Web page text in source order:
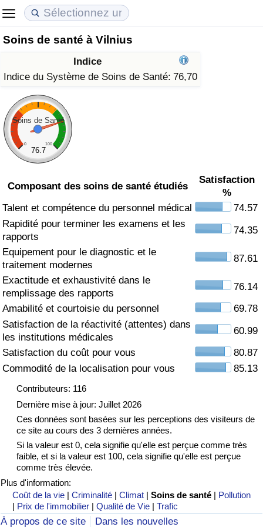
Soins de santé à Vilnius
Indice
Indice du Système de Soins de Santé: 76,70
Soins de Santé
0 100
76.7
Composant des soins de santé étudiés
Satisfaction
%
Talent et compétence du personnel médical
74.57
Rapidité pour terminer les examens et les
rapports
74.35
Equipement pour le diagnostic et le
traitement modernes
87.61
Exactitude et exhaustivité dans le
remplissage des rapports
76.14
Amabilité et courtoisie du personnel
69.78
Satisfaction de la réactivité (attentes) dans
les institutions médicales
60.99
Satisfaction du coût pour vous
80.87
Commodité de la localisation pour vous
85.13
Contributeurs: 116
Dernière mise à jour: Juillet 2026
Ces données sont basées sur les perceptions des visiteurs de
ce site au cours des 3 dernières années.
Si la valeur est 0, cela signifie qu'elle est perçue comme très
faible, et si la valeur est 100, cela signifie qu'elle est perçue
comme très élevée.
Plus d'information:
Coût de la vie |Criminalité |Climat |Soins de santé | Pollution
| Prix de l'immobilier |Qualité de Vie |Trafic
À propos de ce site Dans les nouvelles
Coût de la vie
Indice du Coût de la Vie (Actuel)
Indice du Coût de la Vie
Indice du coût de la vie par pays
à Akaba
Prix de l'immobilier
Indice des Prix de l'immobilier (Actuel)
Indice des Prix de l'immobilier
Indice des Prix de l'immobilier par Pays
Qualité de Vie
Indice de Qualité de Vie
Indice de Qualité de Vie (Actuel)
Indice de qualité de vie par pays
Criminalité
Indice de Criminalité (Actuel)
Indice de Criminalité
Indice de criminalité par pays
Soins de santé
Indice des soins de santé (Actuel)
Indice des soins de santé
Indice des soins de santé par Pays
Pollution
Indice de Pollution (Actuel)
Indice de pollution
Indice de Pollution par Pays
Trafic